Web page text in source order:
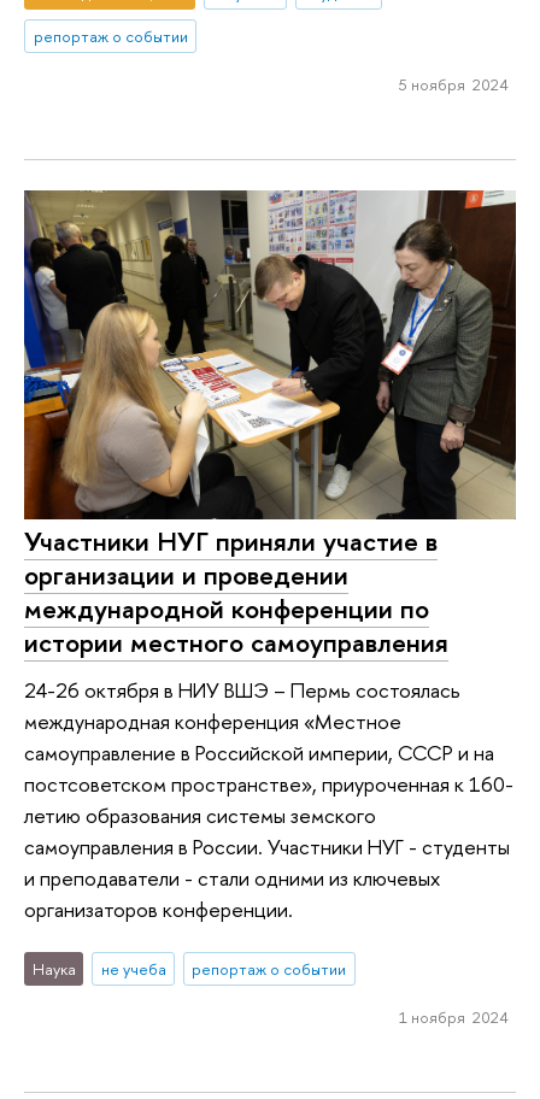
репортаж о событии
5 ноября 2024
Участники НУГ приняли участие в
организации и проведении
международной конференции по
истории местного самоуправления
24-26 октября в НИУ ВШЭ – Пермь состоялась
международная конференция «Местное
самоуправление в Российской империи, СССР и на
постсоветском пространстве», приуроченная к 160-
летию образования системы земского
самоуправления в России. Участники НУГ - студенты
и преподаватели - стали одними из ключевых
организаторов конференции.
Наука не учеба репортаж о событии
1 ноября 2024